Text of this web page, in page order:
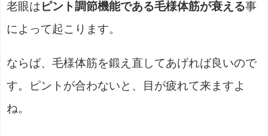
老眼は ピント調節機能である毛様体筋が衰える事
によって起こります。
ならば、毛様体筋を鍛え直してあげれば良いので
す。ピントが合わないと、目が疲れて来ますよ
ね。